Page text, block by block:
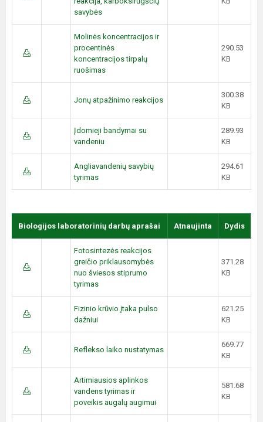
savybės
Molinės koncentracijos ir
procentinės
koncentracijos tirpalų
ruošimas
290.53
KB
Jonų atpažinimo reakcijos
300.38
KB
Įdomieji bandymai su
vandeniu
289.93
KB
Angliavandenių savybių
tyrimas
294.61
KB
Biologijos laboratorinių darbų aprašai Atnaujinta Dydis
Fotosintezės reakcijos
greičio priklausomybės
nuo šviesos stiprumo
tyrimas
371.28
KB
Fizinio krūvio įtaka pulso
dažniui
621.25
KB
Reflekso laiko nustatymas
669.77
KB
Artimiausios aplinkos
vandens tyrimas ir
poveikis augalų augimui
581.68
KB